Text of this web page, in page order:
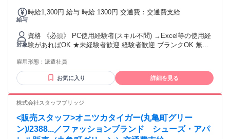
給与
時給1,300円 給与 時給 1300円 交通費：交通費支給
対象
資格 《必須》 PC使用経験者(スキル不問) →Excel等の使用経
験があればOK ★未経験者歓迎 経験者歓迎 ブランクOK 無資
夫・主婦活躍中！
雇用形態： 派遣社員
お気に入り 詳細を見る
株式会社スタッフブリッジ
<販売スタッフ>オニツカタイガー(丸亀町グリー
ン)/2388...／ファッションブランド シューズ・アパ